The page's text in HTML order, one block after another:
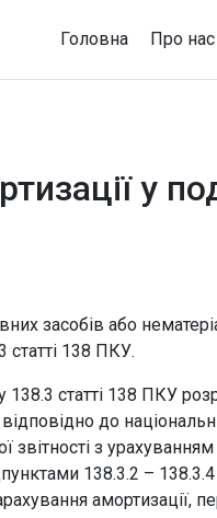
Головна Про нас
у
засобів або
статті 138 ПКУ.
статті 138 ПКУ
до
звітності з
138.3.2 –
амортизації,